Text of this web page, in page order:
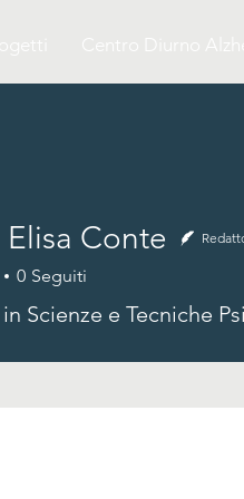
Conte
0 Seguiti
Scienze e Tecniche